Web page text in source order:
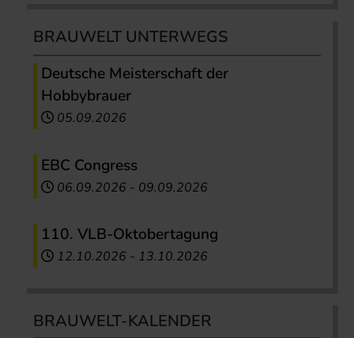
BRAUWELT UNTERWEGS
Deutsche Meisterschaft der
Hobbybrauer
05.09.2026
EBC Congress
06.09.2026 - 09.09.2026
110. VLB-Oktobertagung
12.10.2026 - 13.10.2026
BRAUWELT-KALENDER